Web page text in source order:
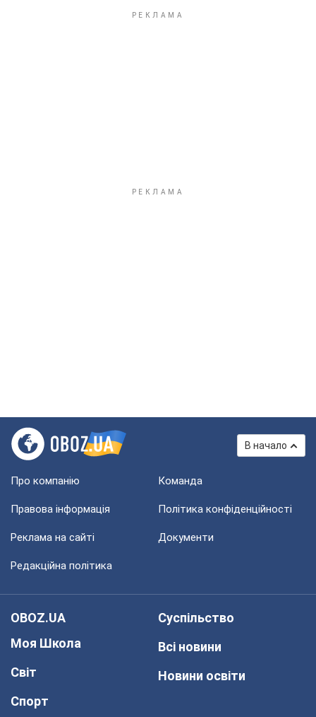
В начало
Про компанію Команда
Правова інформація Політика конфіденційності
Реклама на сайті Документи
Редакційна політика
OBOZ.UA
Моя Школа
Світ
Спорт
Суспільство
Всі новини
Новини освіти